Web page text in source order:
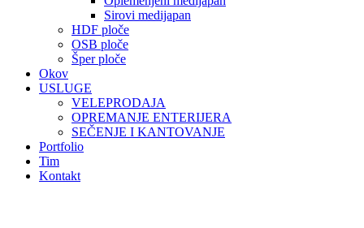
Sirovi medijapan
HDF ploče
OSB ploče
Šper ploče
Okov
USLUGE
VELEPRODAJA
OPREMANJE ENTERIJERA
SEČENJE I KANTOVANJE
Portfolio
Tim
Kontakt